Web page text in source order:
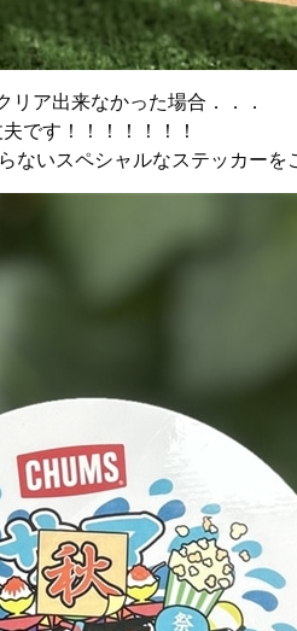
リア出来なかった場合．．．
です！！！！！！！
ないスペシャルなステッカーを